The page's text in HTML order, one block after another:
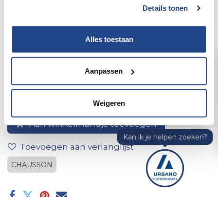
Details tonen
Alles toestaan
Aanpassen
Weigeren
Achterspoiler mod 2017
Aan winkelmandje toevoegen
Toevoegen aan verlanglijst
CHAUSSON